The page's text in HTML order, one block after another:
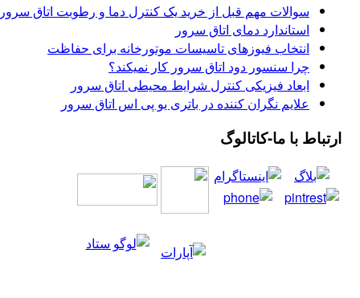
سوالات مهم قبل از خرید یک کنترل دما و رطوبت اتاق سرور
استاندارد دمای اتاق سرور
انتخاب فیوزهای تاسیسات موتورخانه برای حفاظت
چرا سنسور دود اتاق سرور کار نمیکند؟
ابعاد فیزیکی کنترل شرایط محیطی اتاق سرور
علایم نگران کننده در باتری یو پی اس اتاق سرور
با ما-کاتالوگ